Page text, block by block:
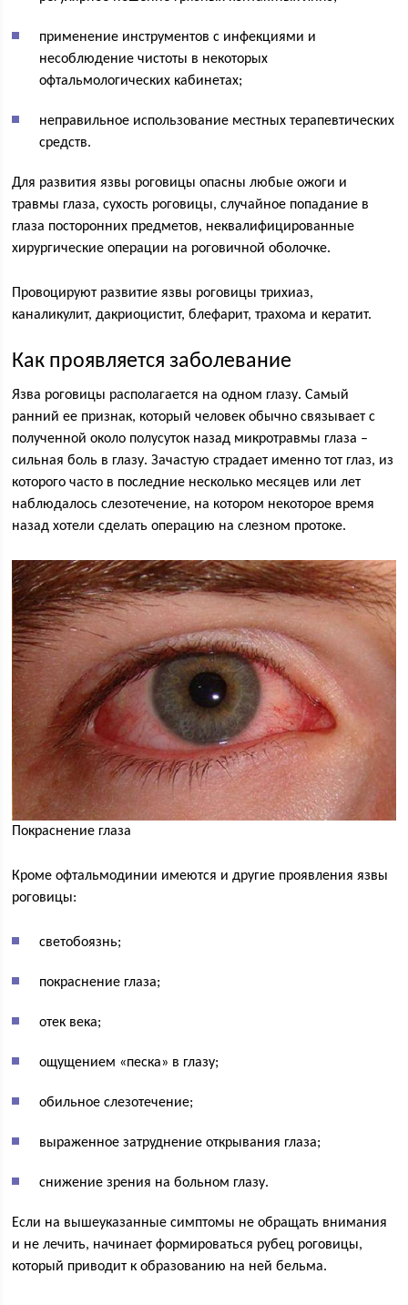
применение инструментов с инфекциями и
несоблюдение чистоты в некоторых
офтальмологических кабинетах;
неправильное использование местных терапевтических
средств.
Для развития язвы роговицы опасны любые ожоги и
травмы глаза, сухость роговицы, случайное попадание в
глаза посторонних предметов, неквалифицированные
хирургические операции на роговичной оболочке.
Провоцируют развитие язвы роговицы трихиаз,
каналикулит, дакриоцистит, блефарит, трахома и кератит.
Как проявляется заболевание
Язва роговицы располагается на одном глазу. Самый
ранний ее признак, который человек обычно связывает с
полученной около полусуток назад микротравмы глаза –
сильная боль в глазу. Зачастую страдает именно тот глаз, из
которого часто в последние несколько месяцев или лет
наблюдалось слезотечение, на котором некоторое время
назад хотели сделать операцию на слезном протоке.
Покраснение глаза
Кроме офтальмодинии имеются и другие проявления язвы
роговицы:
светобоязнь;
покраснение глаза;
отек века;
ощущением «песка» в глазу;
обильное слезотечение;
выраженное затруднение открывания глаза;
снижение зрения на больном глазу.
Если на вышеуказанные симптомы не обращать внимания
и не лечить, начинает формироваться рубец роговицы,
который приводит к образованию на ней бельма.